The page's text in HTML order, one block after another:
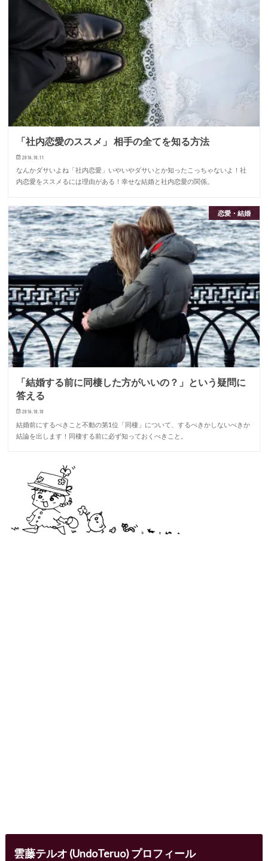
「社内恋愛のススメ」 相手の全てを知る方法
2016.10.11
なんかダサいよね「社内恋愛」いやいやダサいとか知ったこっちゃないよ！社
内恋愛をススメるには理由がある！幸せな結婚と社内恋愛の関係。
恋愛・結婚
「結婚する前に同棲した方がいいの？」という疑問に
答える
2016.10.10
結婚前にするべきこと不動の第1位「同棲」について、するべきかしないべきか
結論を出します！同棲する前に必ず知っておくべきこと。
雲藤テルオ (UndoTeruo) プロフィール